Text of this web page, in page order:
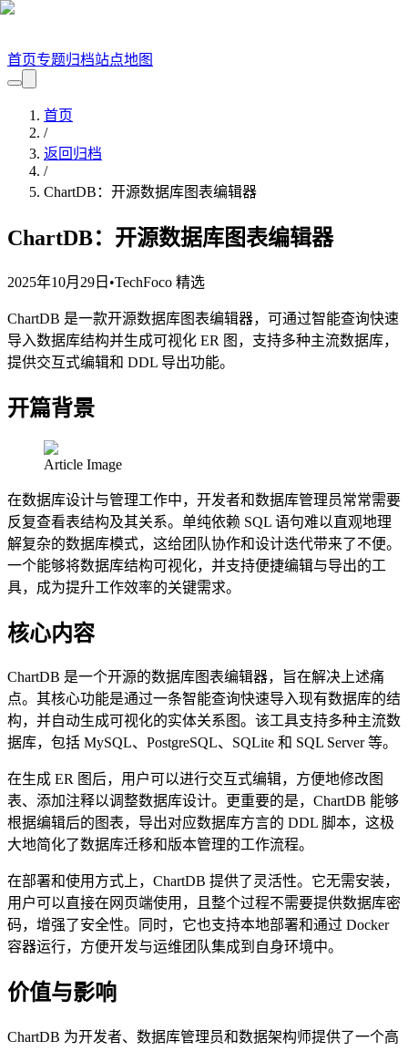
首页专题归档站点地图
首页
/
返回归档
/
ChartDB：开源数据库图表编辑器
ChartDB：开源数据库图表编辑器
2025年10月29日 •TechFoco 精选
ChartDB 是一款开源数据库图表编辑器，可通过智能查询快速
导入数据库结构并生成可视化 ER 图，支持多种主流数据库，
提供交互式编辑和 DDL 导出功能。
开篇背景
Article Image
在数据库设计与管理工作中，开发者和数据库管理员常常需要
反复查看表结构及其关系。单纯依赖 SQL 语句难以直观地理
解复杂的数据库模式，这给团队协作和设计迭代带来了不便。
一个能够将数据库结构可视化，并支持便捷编辑与导出的工
具，成为提升工作效率的关键需求。
核心内容
ChartDB 是一个开源的数据库图表编辑器，旨在解决上述痛
点。其核心功能是通过一条智能查询快速导入现有数据库的结
构，并自动生成可视化的实体关系图。该工具支持多种主流数
据库，包括 MySQL、PostgreSQL、SQLite 和 SQL Server 等。
在生成 ER 图后，用户可以进行交互式编辑，方便地修改图
表、添加注释以调整数据库设计。更重要的是，ChartDB 能够
根据编辑后的图表，导出对应数据库方言的 DDL 脚本，这极
大地简化了数据库迁移和版本管理的工作流程。
在部署和使用方式上，ChartDB 提供了灵活性。它无需安装，
用户可以直接在网页端使用，且整个过程不需要提供数据库密
码，增强了安全性。同时，它也支持本地部署和通过 Docker
容器运行，方便开发与运维团队集成到自身环境中。
价值与影响
ChartDB 为开发者、数据库管理员和数据架构师提供了一个高